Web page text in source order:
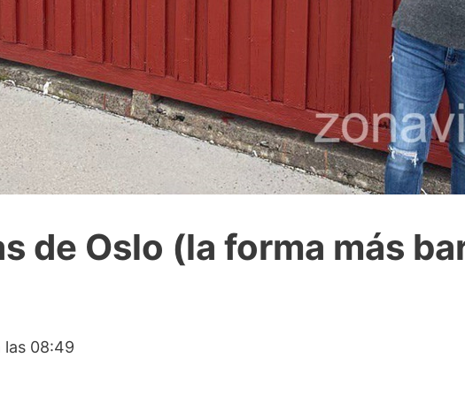
de Oslo (la forma más
las 08:49